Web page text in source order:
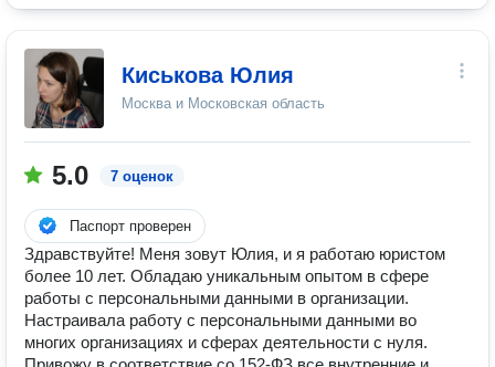
Киськова Юлия
Москва и Московская область
5.0 7 оценок
Паспорт проверен
Здравствуйте! Меня зовут Юлия, и я работаю юристом
более 10 лет. Обладаю уникальным опытом в сфере
работы с персональными данными в организации.
Настраивала работу с персональными данными во
многих организациях и сферах деятельности с нуля.